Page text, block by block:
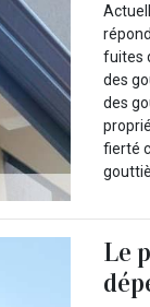
fuites
des
des
fierté
Le